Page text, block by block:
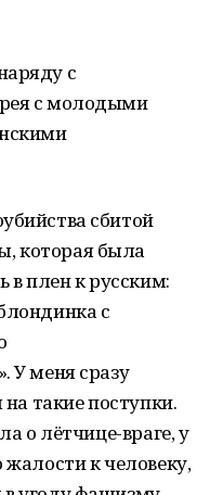
с
с молодыми
сбитой
которая была
в плен к русским:
с
У меня сразу
такие поступки.
о лётчице-враге, у
к человеку,